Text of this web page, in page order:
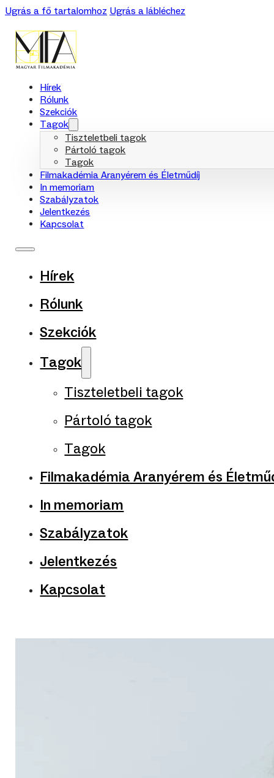
Ugrás a fő tartalomhoz Ugrás a lábléchez
Hírek
Rólunk
Szekciók
Tagok
Tiszteletbeli tagok
Pártoló tagok
Tagok
Filmakadémia Aranyérem és Életműdíj
In memoriam
Szabályzatok
Jelentkezés
Kapcsolat
Hírek
Rólunk
Szekciók
Tagok
Tiszteletbeli tagok
Pártoló tagok
Tagok
Filmakadémia Aranyérem és
In memoriam
Szabályzatok
Jelentkezés
Kapcsolat